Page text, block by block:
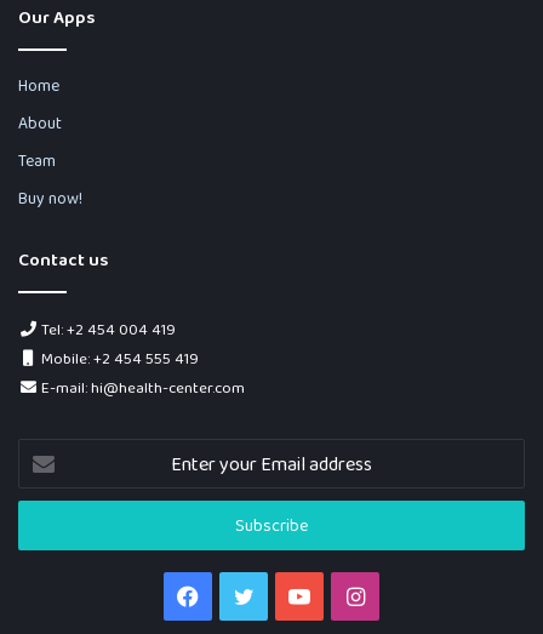
Our Apps
Home
About
Team
Buy now!
Contact us
Tel: +2 454 004 419
Mobile: +2 454 555 419
E-mail: hi@health-center.com
Enter
your
Email
FacebookTwitterYouTubeInstagram